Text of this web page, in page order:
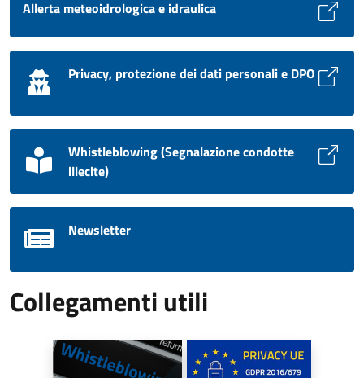
Allerta meteoidrologica e idraulica
Privacy, protezione dei dati personali e DPO
Whistleblowing (Segnalazione condotte
illecite)
Newsletter
Collegamenti utili